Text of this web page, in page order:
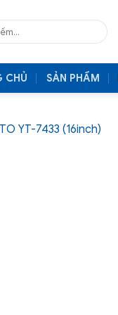
CHỦ SẢN PHẨM